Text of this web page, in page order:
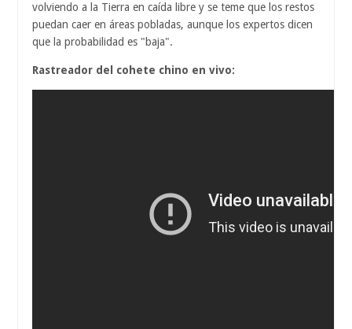
volviendo a la Tierra en caída libre y se teme que los restos
puedan caer en áreas pobladas, aunque los expertos dicen
que la probabilidad es "baja".
Rastreador del cohete chino en vivo: